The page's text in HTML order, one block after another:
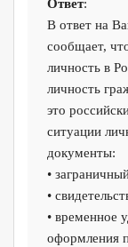
Ответ:
В ответ на
сообщает,
личность в
личность
это
ситуации
документы:
•
•
• временное
оформления